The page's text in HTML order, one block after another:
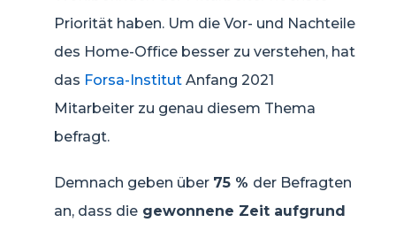
Priorität haben. Um die Vor- und Nachteile
des Home-Office besser zu verstehen, hat
das Forsa-Institut Anfang 2021
Mitarbeiter zu genau diesem Thema
befragt.
Demnach geben über 75 % der Befragten
an, dass die gewonnene Zeit aufgrund